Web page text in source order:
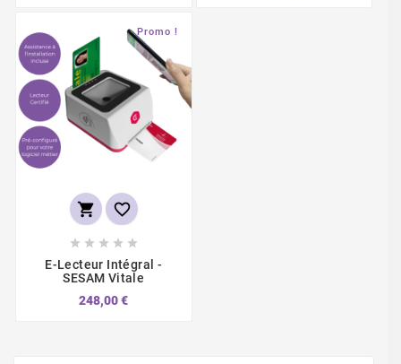
Promo !
 
    
E-Lecteur Intégral -
SESAM Vitale
248,00 €